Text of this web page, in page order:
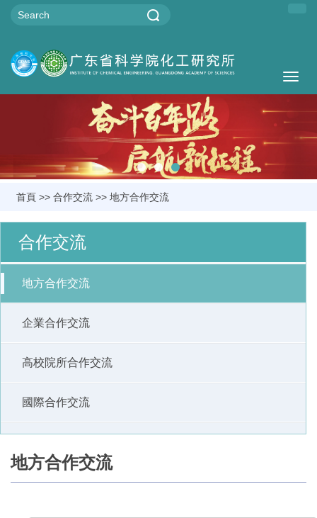
首頁 >> 合作交流 >> 地方合作交流
合作交流
地方合作交流
企業合作交流
高校院所合作交流
國際合作交流
地方合作交流